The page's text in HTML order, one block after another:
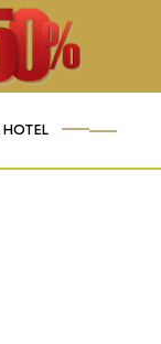
HOTEL